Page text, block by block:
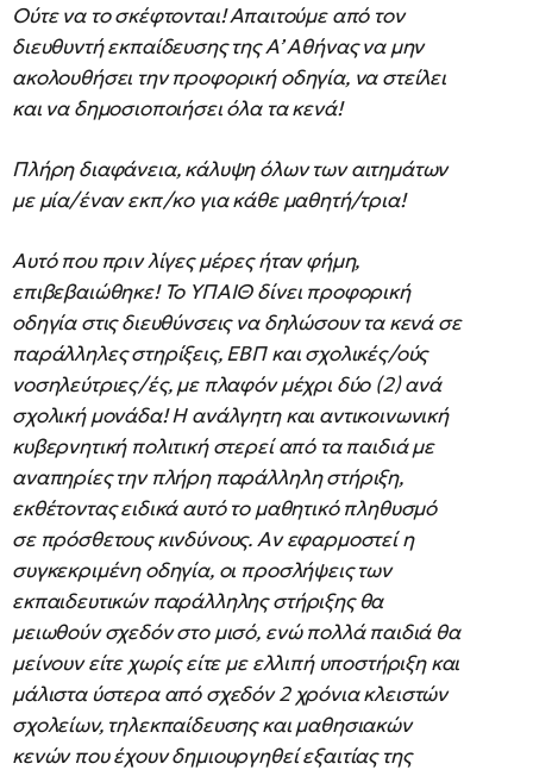
Ούτε να το σκέφτονται! Απαιτούμε από τον
διευθυντή εκπαίδευσης της Α’ Αθήνας να μην
ακολουθήσει την προφορική οδηγία, να στείλει
και να δημοσιοποιήσει όλα τα κενά!
Πλήρη διαφάνεια, κάλυψη όλων των αιτημάτων
με μία/έναν εκπ/κο για κάθε μαθητή/τρια!
Αυτό που πριν λίγες μέρες ήταν φήμη,
επιβεβαιώθηκε! Το ΥΠΑΙΘ δίνει προφορική
οδηγία στις διευθύνσεις να δηλώσουν τα κενά σε
παράλληλες στηρίξεις, ΕΒΠ και σχολικές/ούς
νοσηλεύτριες/ές, με πλαφόν μέχρι δύο (2) ανά
σχολική μονάδα! Η ανάλγητη και αντικοινωνική
κυβερνητική πολιτική στερεί από τα παιδιά με
αναπηρίες την πλήρη παράλληλη στήριξη,
εκθέτοντας ειδικά αυτό το μαθητικό πληθυσμό
σε πρόσθετους κινδύνους. Αν εφαρμοστεί η
συγκεκριμένη οδηγία, οι προσλήψεις των
εκπαιδευτικών παράλληλης στήριξης θα
μειωθούν σχεδόν στο μισό, ενώ πολλά παιδιά θα
μείνουν είτε χωρίς είτε με ελλιπή υποστήριξη και
μάλιστα ύστερα από σχεδόν 2 χρόνια κλειστών
σχολείων, τηλεκπαίδευσης και μαθησιακών
κενών που έχουν δημιουργηθεί εξαιτίας της